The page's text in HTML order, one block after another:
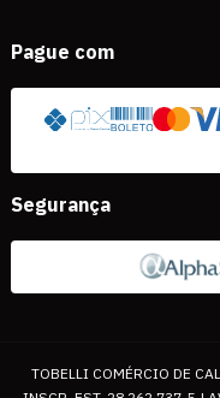
Pague com
Segurança
TOBELLI COMÉRCIO DE